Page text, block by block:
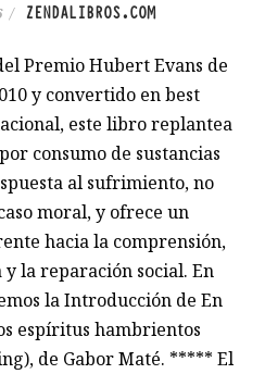
/ ZENDALIBROS.COM
Premio Hubert Evans de
y convertido en best
este libro replantea
consumo de sustancias
al sufrimiento, no
moral, y ofrece un
hacia la comprensión,
y la reparación social. En
la Introducción de En
espíritus hambrientos
de Gabor Maté. ***** El